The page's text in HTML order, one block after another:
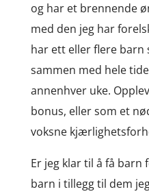
og har et brennende
med den jeg har
har ett eller flere
sammen med hele
annenhver uke.
bonus, eller som et
voksne
Er jeg klar til å få barn
barn i tillegg til dem